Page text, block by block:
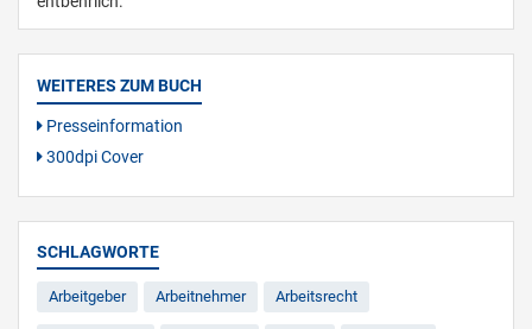
WEITERES ZUM BUCH
Presseinformation
300dpi Cover
SCHLAGWORTE
Arbeitgeber Arbeitnehmer Arbeitsrecht